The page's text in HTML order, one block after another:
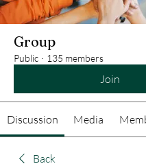
Group
Public · 135 members
Join
Discussion Media
Back